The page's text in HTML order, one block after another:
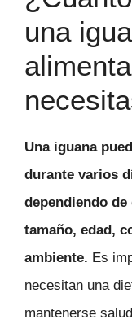
una
Una iguana
durante varios
dependiendo
tamaño, edad,
ambiente. Es
necesitan una
mantenerse